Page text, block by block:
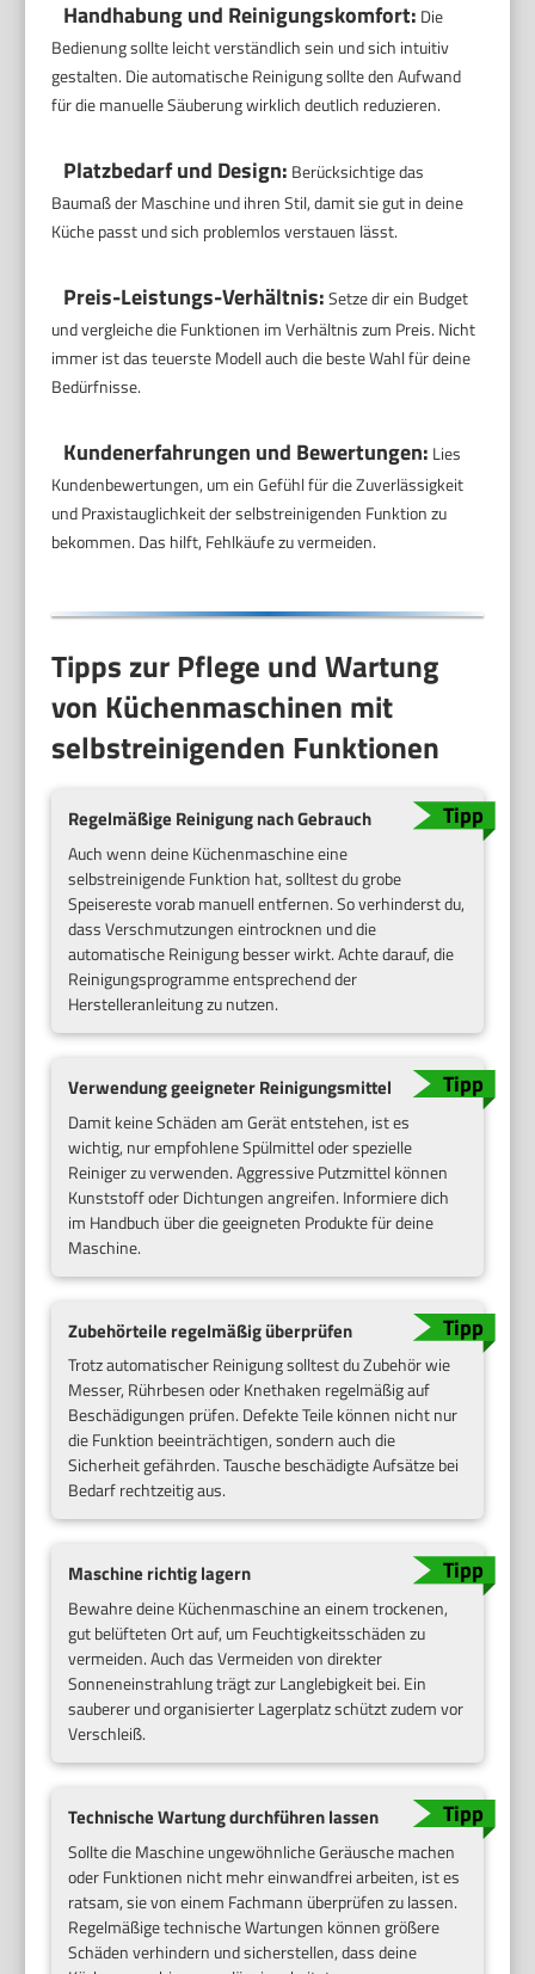
Handhabung und Reinigungskomfort: Die
Bedienung sollte leicht verständlich sein und sich intuitiv
gestalten. Die automatische Reinigung sollte den Aufwand
für die manuelle Säuberung wirklich deutlich reduzieren.
Platzbedarf und Design: Berücksichtige das
Baumaß der Maschine und ihren Stil, damit sie gut in deine
Küche passt und sich problemlos verstauen lässt.
Preis-Leistungs-Verhältnis:Setze dir ein Budget
und vergleiche die Funktionen im Verhältnis zum Preis. Nicht
immer ist das teuerste Modell auch die beste Wahl für deine
Bedürfnisse.
Kundenerfahrungen und Bewertungen: Lies
Kundenbewertungen, um ein Gefühl für die Zuverlässigkeit
und Praxistauglichkeit der selbstreinigenden Funktion zu
bekommen. Das hilft, Fehlkäufe zu vermeiden.
Tipps zur Pflege und Wartung
von Küchenmaschinen mit
selbstreinigenden Funktionen
Regelmäßige Reinigung nach Gebrauch
Auch wenn deine Küchenmaschine eine
selbstreinigende Funktion hat, solltest du grobe
Speisereste vorab manuell entfernen. So verhinderst du,
dass Verschmutzungen eintrocknen und die
automatische Reinigung besser wirkt. Achte darauf, die
Reinigungsprogramme entsprechend der
Herstelleranleitung zu nutzen.
Verwendung geeigneter Reinigungsmittel
Damit keine Schäden am Gerät entstehen, ist es
wichtig, nur empfohlene Spülmittel oder spezielle
Reiniger zu verwenden. Aggressive Putzmittel können
Kunststoff oder Dichtungen angreifen. Informiere dich
im Handbuch über die geeigneten Produkte für deine
Maschine.
Zubehörteile regelmäßig überprüfen
Trotz automatischer Reinigung solltest du Zubehör wie
Messer, Rührbesen oder Knethaken regelmäßig auf
Beschädigungen prüfen. Defekte Teile können nicht nur
die Funktion beeinträchtigen, sondern auch die
Sicherheit gefährden. Tausche beschädigte Aufsätze bei
Bedarf rechtzeitig aus.
Maschine richtig lagern
Bewahre deine Küchenmaschine an einem trockenen,
gut belüfteten Ort auf, um Feuchtigkeitsschäden zu
vermeiden. Auch das Vermeiden von direkter
Sonneneinstrahlung trägt zur Langlebigkeit bei. Ein
sauberer und organisierter Lagerplatz schützt zudem vor
Verschleiß.
Technische Wartung durchführen lassen
Sollte die Maschine ungewöhnliche Geräusche machen
oder Funktionen nicht mehr einwandfrei arbeiten, ist es
ratsam, sie von einem Fachmann überprüfen zu lassen.
Regelmäßige technische Wartungen können größere
Schäden verhindern und sicherstellen, dass deine